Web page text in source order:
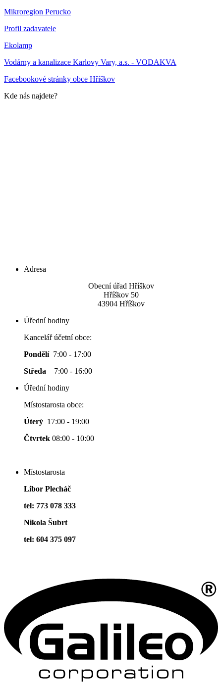
Mikroregion Perucko
Profil zadavatele
Ekolamp
Vodárny a kanalizace Karlovy Vary, a.s. - VODAKVA
Facebookové stránky obce Hříškov
Kde nás najdete?
Adresa
Obecní úřad Hříškov
Hříškov 50
43904 Hříškov
Úřední hodiny
Kancelář účetní obce:
Pondělí 7:00 - 17:00
Středa 7:00 - 16:00
Úřední hodiny
Místostarosta obce:
Úterý 17:00 - 19:00
Čtvrtek 08:00 - 10:00
Místostarosta
Libor Plecháč
tel: 773 078 333
Nikola Šubrt
tel: 604 375 097